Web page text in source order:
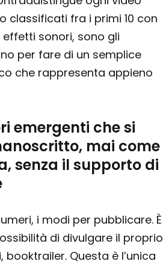
classificati fra i primi 10 con
sonori, sono gli
per fare di un semplice
che rappresenta appieno
emergenti che si
mai come
senza il supporto di
i modi per pubblicare. È
di divulgare il proprio
Questa è l’unica